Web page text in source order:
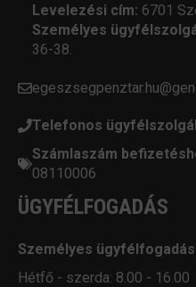
Levelezési cím: 6701
Személyes
36-38.
Telefonos
Számlaszám
08110006
ÜGYFÉLFOGADÁS
Személyes
Hétfő - szerda: 8.00 - 16.00